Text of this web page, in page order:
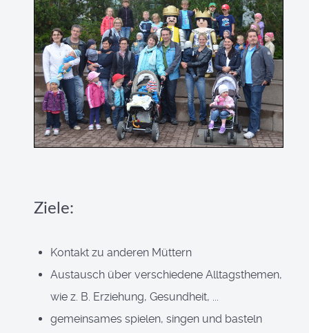
Ziele:
Kontakt zu anderen Müttern
Austausch über verschiedene Alltagsthemen,
wie z. B. Erziehung, Gesundheit, ...
gemeinsames spielen, singen und basteln